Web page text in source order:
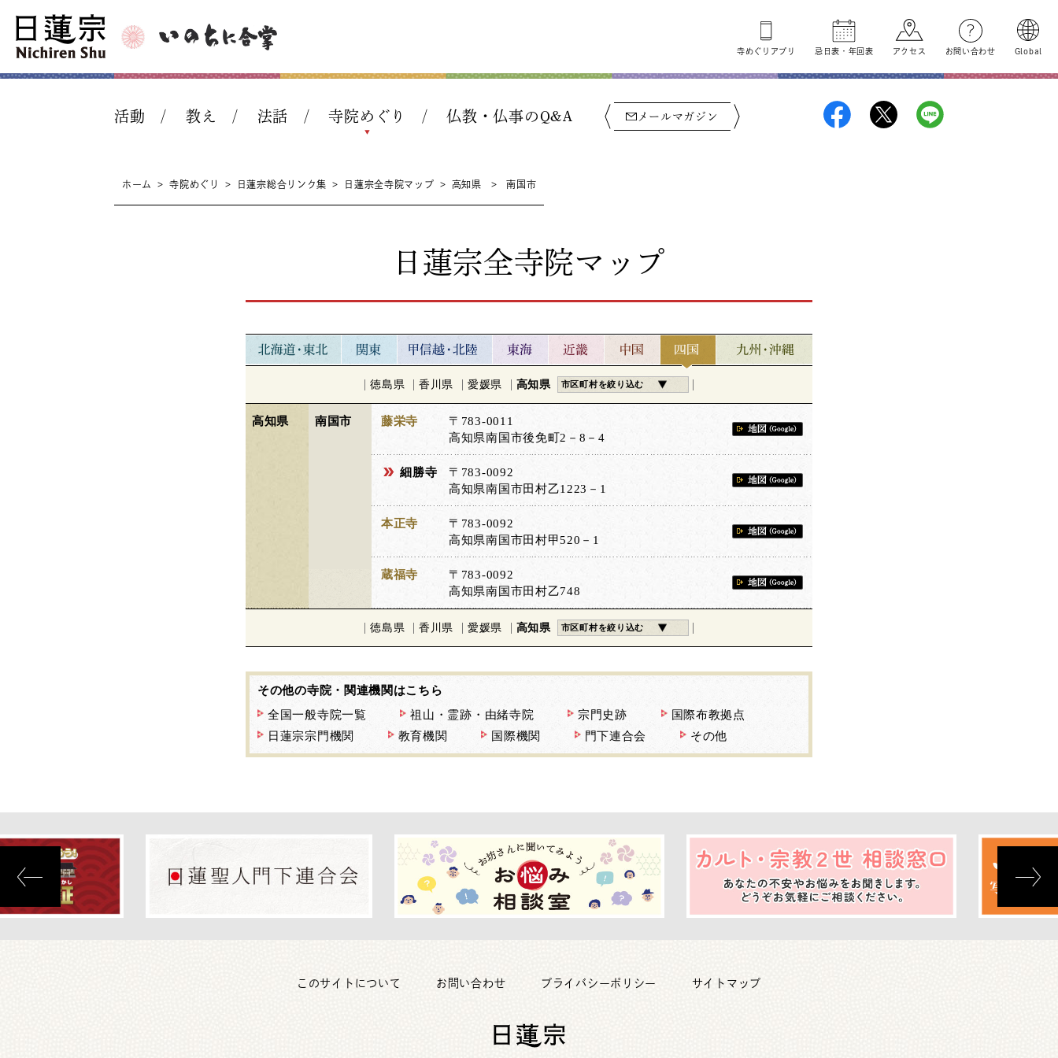
活動 教え 法話 寺院めぐり 仏教・仏事のQ&A メールマガジン
寺めぐり アプリ 忌日表 ・ 年回表 アクセス お問い合わせ Global
ホーム > 寺院めぐり > 日蓮宗総合リンク集 > 日蓮宗全寺院マップ > 高知県 > 南国市
日蓮宗全寺院マップ
徳島県 香川県 愛媛県 高知県 市区町村を絞り込む
高知県 南国市 藤栄寺
〒783-0011
高知県南国市後免町2－8－4
細勝寺
〒783-0092
高知県南国市田村乙1223－1
本正寺
〒783-0092
高知県南国市田村甲520－1
蔵福寺
〒783-0092
高知県南国市田村乙748
徳島県 香川県 愛媛県 高知県 市区町村を絞り込む
その他の寺院・関連機関はこちら
全国一般寺院一覧
祖山・霊跡・由緒寺院 宗門史跡
国際布教拠点
日蓮宗宗門機関
教育機関 国際機関 門下連合会 その他
このサイトについて お問い合わせ プライバシーポリシー サイトマップ